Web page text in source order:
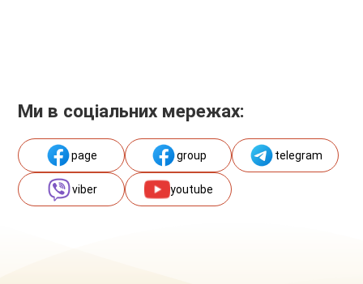
Ми в соціальних мережах:
page group telegram
viber youtube